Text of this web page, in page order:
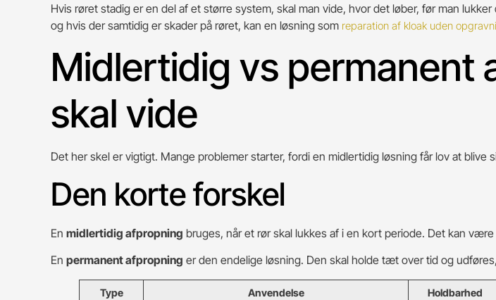
Hvis røret stadig er en del af et større system, skal man vide, hvor det løber, før man
og hvis der samtidig er skader på røret, kan en løsning som reparation af kloak uden
Midlertidig vs permanent
skal vide
Det her skel er vigtigt. Mange problemer starter, fordi en midlertidig løsning får lov at blive
Den korte forskel
En midlertidig afpropning bruges, når et rør skal lukkes af i en kort periode. Det kan
En permanent afpropning er den endelige løsning. Den skal holde tæt over tid og
Type Anvendelse Holdbarhed